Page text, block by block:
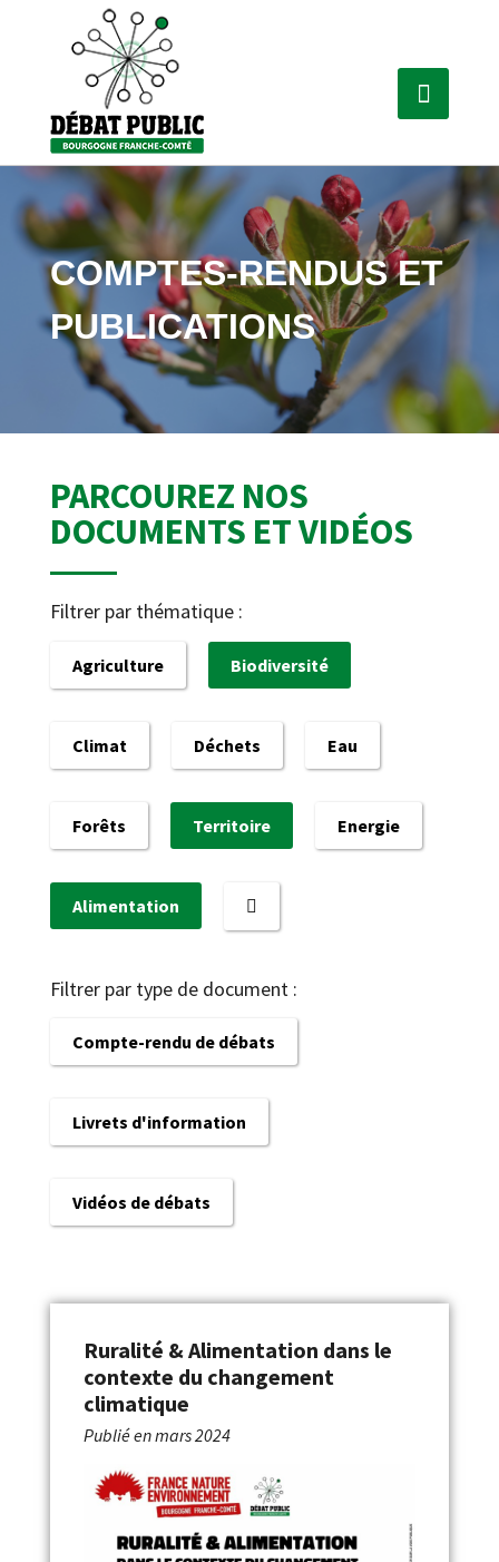
COMPTES-RENDUS ET
PUBLICATIONS
PARCOUREZ NOS
DOCUMENTS ET VIDÉOS
Filtrer par thématique :
Agriculture Biodiversité
Climat Déchets Eau
Forêts Territoire Energie
Alimentation
Filtrer par type de document :
Compte-rendu de débats
Livrets d'information
Vidéos de débats
Ruralité & Alimentation dans le
contexte du changement
climatique
Publié enmars 2024